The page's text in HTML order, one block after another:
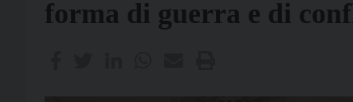
forma di guerra e di